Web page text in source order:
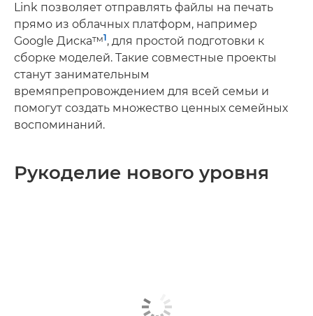
Link позволяет отправлять файлы на печать
прямо из облачных платформ, например
Google Диска™1, для простой подготовки к
сборке моделей. Такие совместные проекты
станут занимательным
времяпрепровождением для всей семьи и
помогут создать множество ценных семейных
воспоминаний.
Рукоделие нового уровня